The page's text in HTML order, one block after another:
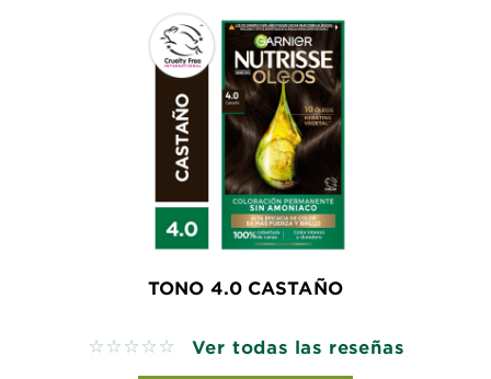
TONO 4.0 CASTAÑO
No reviews Ver todas las reseñas